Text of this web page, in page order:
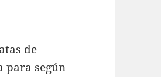
de
para según